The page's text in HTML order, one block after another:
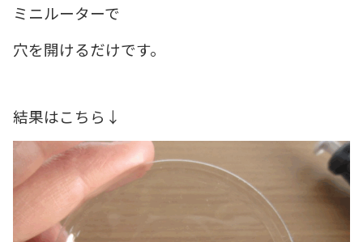
ミニルーターで
穴を開けるだけです。
結果はこちら↓